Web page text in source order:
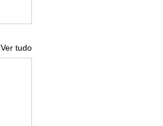
Ver tudo